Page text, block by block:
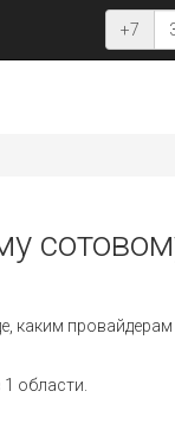
+7
каким
области.